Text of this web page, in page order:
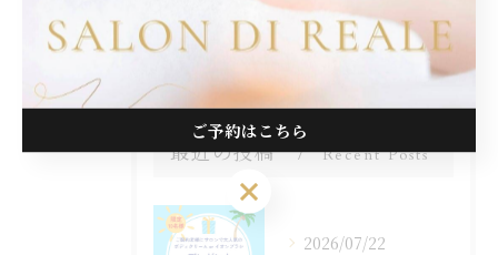
美容
最近の投稿 Recent Posts
2026/07/22
ご予約はこちら
ご予約はこちら